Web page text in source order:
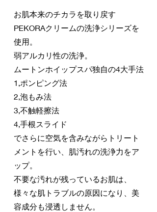
お肌本来のチカラを取り戻す
PEKORAクリームの洗浄シリーズを
使用。
弱アルカリ性の洗浄。
ムートンホイップスパ独自の4大手法
1,ポンピング法
2,泡もみ法
3,不触軽擦法
4,手根スライド
でさらに空気を含みながらトリート
メントを行い、肌汚れの洗浄力をア
ップ。
不要な汚れが残っているお肌は、
様々な肌トラブルの原因になり、美
容成分も浸透しません。